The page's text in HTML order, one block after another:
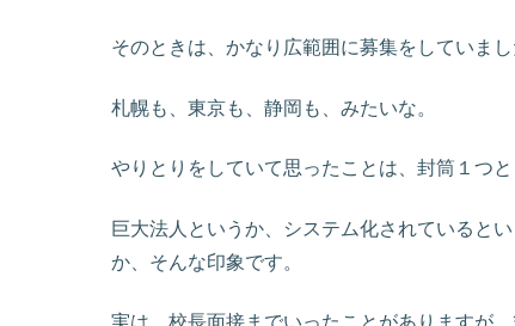
そのときは、かなり広範囲に募集をしていまし
札幌も、東京も、静岡も、みたいな。
やりとりをしていて思ったことは、封筒１つと
巨大法人というか、システム化されていると
か、そんな印象です。
実は、校長面接までいったことがありますが